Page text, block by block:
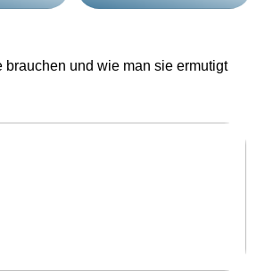
brauchen und wie man sie ermutigt